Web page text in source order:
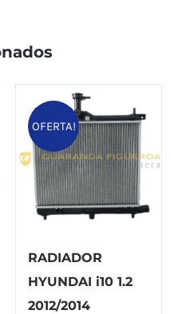
OFERTA!
RADIADOR
HYUNDAI i10 1.2
2012/2014